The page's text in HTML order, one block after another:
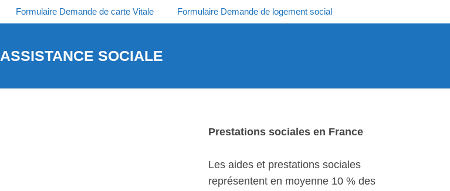
Formulaire Demande de carte Vitale Formulaire Demande de logement social
ASSISTANCE SOCIALE
Prestations sociales en France
Les aides et prestations sociales
représentent en moyenne 10 % des